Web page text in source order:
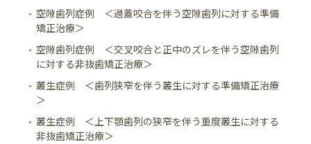
空隙歯列症例 ＜過蓋咬合を伴う空隙歯列に対する準備
矯正治療＞
空隙歯列症例 ＜交叉咬合と正中のズレを伴う空隙歯列
に対する非抜歯矯正治療＞
叢生症例 ＜歯列狭窄を伴う叢生に対する準備矯正治療
＞
叢生症例 ＜上下顎歯列の狭窄を伴う重度叢生に対する
非抜歯矯正治療＞